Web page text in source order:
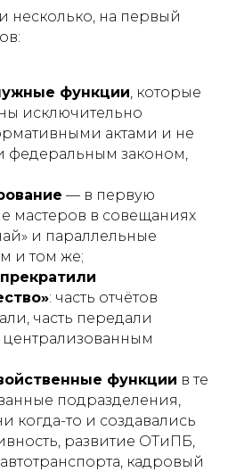
несколько, на первый
функции, которые
исключительно
актами и не
федеральным законом,
— в первую
мастеров в совещаниях
и параллельные
и том же;
: часть отчётов
часть передали
функции в те
подразделения,
когда-то и создавались
развитие ОТиПБ,
кадровый